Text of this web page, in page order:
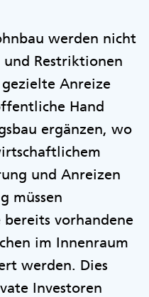
werden nicht
Restriktionen
Anreize
Hand
ergänzen, wo
und Anreizen
müssen
bereits vorhandene
im Innenraum
werden. Dies
Investoren